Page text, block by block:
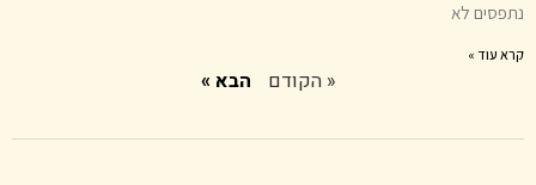
נתפסים לא
קרא עוד »
« הקודם הבא »